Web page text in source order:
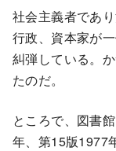
社会主義者であ
行政、資本家が
糾弾している。
たのだ。
ところで、図書
年、第15版1977